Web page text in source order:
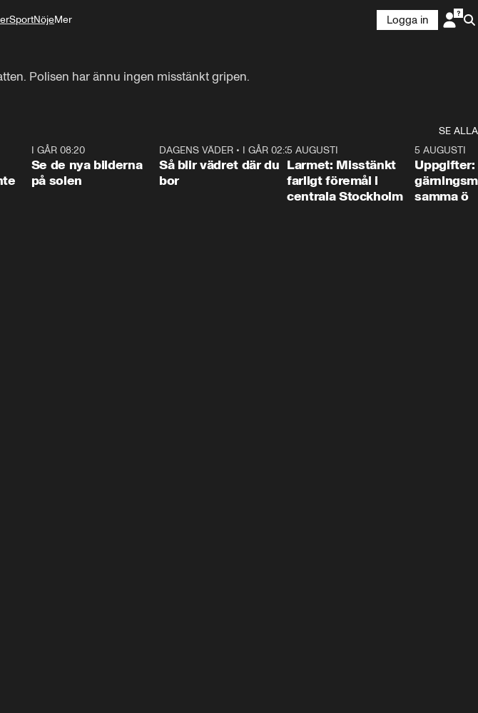
SportNöjeMer
Logga in
Polisen har ännu ingen misstänkt gripen.
SE ALLA
I GÅR 08:20
Se de nya bilderna
på solen
1:06
DAGENS VÄDER• I GÅR 02:30
Så blir vädret där du
bor
0:35
5 AUGUSTI
Larmet: Misstänkt
farligt föremål i
centrala Stockholm
5 AUGUSTI
Uppgifter:
samma ö